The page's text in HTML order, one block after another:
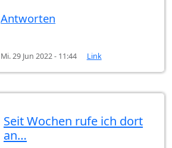
Antworten
Mi. 29 Jun 2022 - 11:44 Link
Seit Wochen rufe ich dort
an…